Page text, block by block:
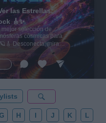
las Estrellas:
🎸✨
selección de
cósmicas para
Desconecta, mira
cero. 💾 ¡Guarda
noche estrellada!
G H I J K L